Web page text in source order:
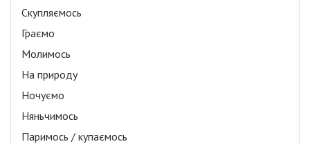
Скупляємось
Граємо
Молимось
На природу
Ночуємо
Няньчимось
Паримось / купаємось